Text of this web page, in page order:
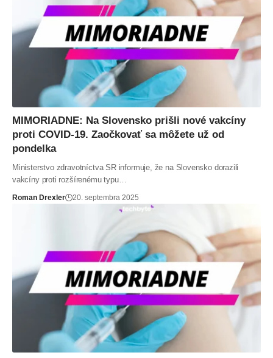
MIMORIADNE: Na Slovensko prišli nové vakcíny
proti COVID-19. Zaočkovať sa môžete už od
pondelka
Ministerstvo zdravotníctva SR informuje, že na Slovensko dorazili
vakcíny proti rozšírenému typu…
Roman Drexler 20. septembra 2025